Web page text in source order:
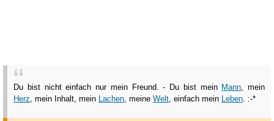
Du bist nicht einfach nur mein Freund. - Du bist mein Mann, mein
Herz, mein Inhalt, mein Lachen, meine Welt, einfach mein Leben. :-*